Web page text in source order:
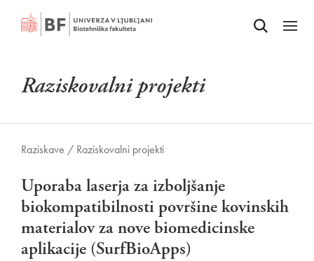
Odpri iskalnik
Odpri
Raziskovalni projekti
Raziskave / Raziskovalni projekti
Uporaba laserja za izboljšanje
biokompatibilnosti površine kovinskih
materialov za nove biomedicinske
aplikacije (SurfBioApps)